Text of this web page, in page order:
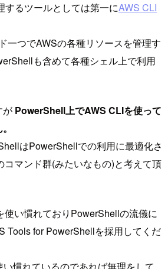
するツールとしては第一にAWS CLI
一つでAWSの各種リソースを管理す
も含めて各種シェル上で利用
が PowerShell上でAWS CLIを使って
はPowerShellでの利用に最適化さ
マンド群(みたいなもの)と考えて頂
い慣れておりPowerShellの流儀に
Tools for PowerShellを採用してくだ